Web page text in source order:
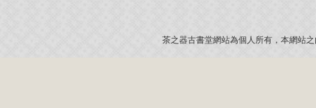
茶之器古書堂網站為個人所有，本網站